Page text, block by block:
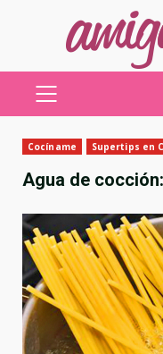
MENÚ
Cocíname Supertips en
Agua de